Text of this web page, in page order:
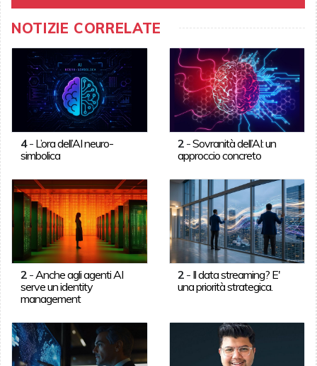
NOTIZIE CORRELATE
4- L’ora dell’AI neuro-
simbolica
2 -Sovranità dell’AI: un
approccio concreto
2- Anche agli agenti AI
serve un identity
management
2 - Il data streaming? E'
una priorità strategica.